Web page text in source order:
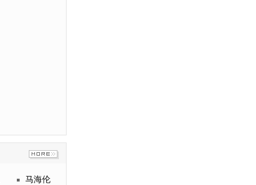
马海伦